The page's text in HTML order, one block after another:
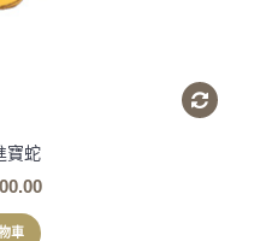
寶蛇
車